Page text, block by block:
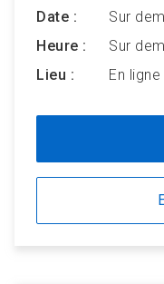
Date :
Sur
Heure :
Sur
Lieu :
En ligne